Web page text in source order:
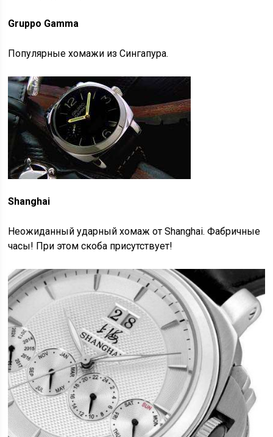
Gruppo Gamma
Популярные хомажи из Сингапура.
Shanghai
Неожиданный ударный хомаж от Shanghai. Фабричные
часы! При этом скоба присутствует!